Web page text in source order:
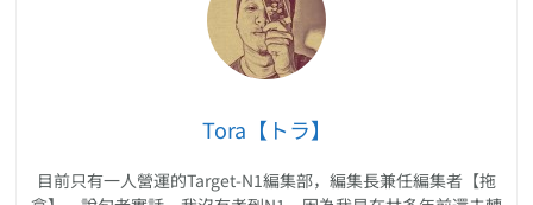
Tora【トラ】
目前只有一人營運的Target-N1編集部，編集長兼任編集者【拖